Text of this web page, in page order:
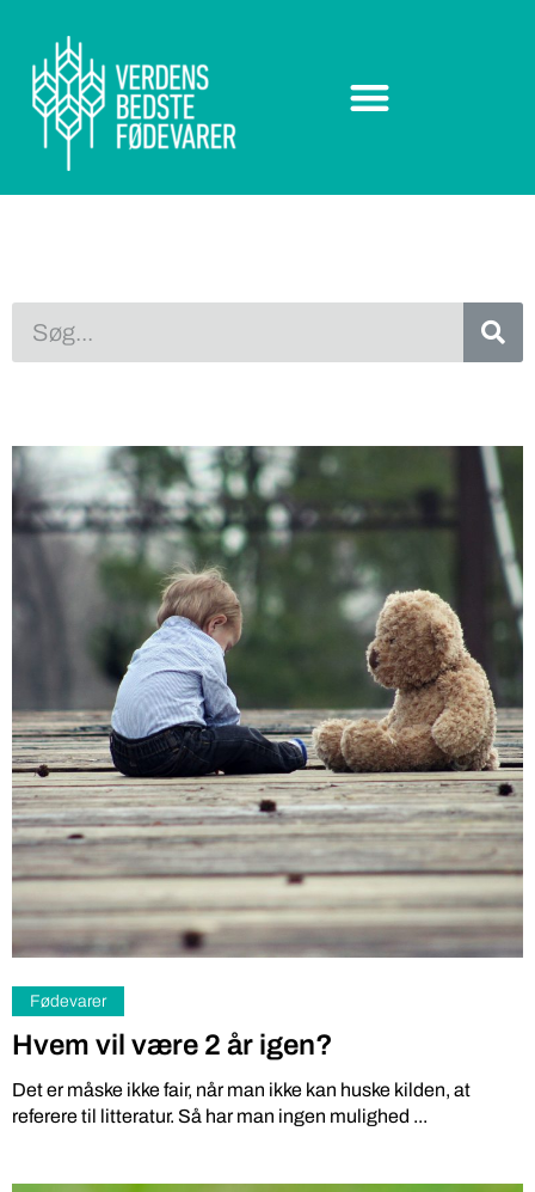
Fødevarer
Hvem vil være 2 år igen?
Det er måske ikke fair, når man ikke kan huske kilden, at
referere til litteratur. Så har man ingen mulighed ...